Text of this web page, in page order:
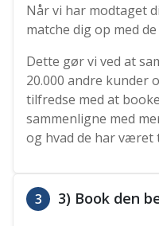
Når vi har modtaget
matche dig op med
Dette gør vi ved at
20.000 andre kunder
tilfredse med at
sammenligne med
og hvad de har været
3 3) Book den